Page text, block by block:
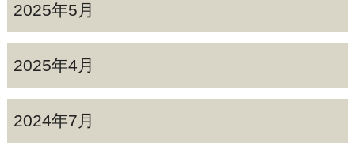
2025年5月
2025年4月
2024年7月